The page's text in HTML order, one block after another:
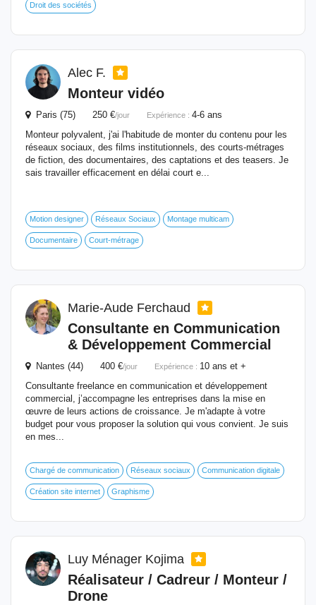
Droit des sociétés
Alec F.
Monteur vidéo
Paris (75) 250 €/jour Expérience : 4-6 ans
Monteur polyvalent, j'ai l'habitude de monter du contenu pour les
réseaux sociaux, des films institutionnels, des courts-métrages
de fiction, des documentaires, des captations et des teasers. Je
sais travailler efficacement en délai court e...
Motion designer Réseaux Sociaux Montage multicam
Documentaire Court-métrage
Marie-Aude Ferchaud
Consultante en Communication
& Développement Commercial
Nantes (44) 400 €/jour Expérience : 10 ans et +
Consultante freelance en communication et développement
commercial, j’accompagne les entreprises dans la mise en
œuvre de leurs actions de croissance. Je m'adapte à votre
budget pour vous proposer la solution qui vous convient. Je suis
en mes...
Chargé de communication Réseaux sociaux Communication digitale
Création site internet Graphisme
Luy Ménager Kojima
Réalisateur / Cadreur / Monteur /
Drone